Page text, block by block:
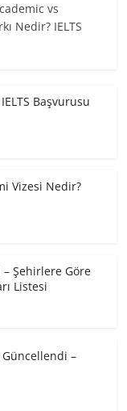
vs
Nedir? IELTS
Başvurusu
Vizesi Nedir?
– Şehirlere Göre
Listesi
Güncellendi –